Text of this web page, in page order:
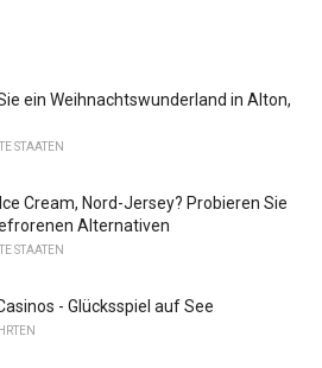
ein Weihnachtswunderland in Alton,
STAATEN
Cream, Nord-Jersey? Probieren Sie
Alternativen
STAATEN
- Glücksspiel auf See